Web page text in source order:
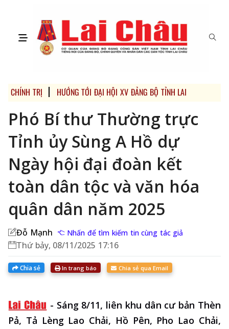
CHÍNH TRỊ HƯỚNG TỚI ĐẠI HỘI XV ĐẢNG BỘ TỈNH LAI CHÂU VÀ
Phó Bí thư Thường trực
Tỉnh ủy Sùng A Hồ dự
Ngày hội đại đoàn kết
toàn dân tộc và văn hóa
quân dân năm 2025
Đỗ Mạnh Nhấn để tìm kiếm tin cùng tác giả
Thứ bảy, 08/11/2025 17:16
Chia sẻ In trang báo Chia sẻ qua Email
- Sáng 8/11, liên khu dân cư bản Thèn
Pả, Tả Lèng Lao Chải, Hồ Pên, Pho Lao Chải,